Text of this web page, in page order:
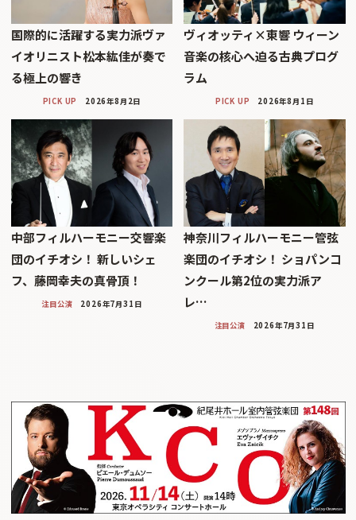
国際的に活躍する実力派ヴァ
イオリニスト松本紘佳が奏で
る極上の響き
PICK UP 2026年8月2日
ヴィオッティ×東響 ウィーン
音楽の核心へ迫る古典プログ
ラム
PICK UP 2026年8月1日
中部フィルハーモニー交響楽
団のイチオシ！ 新しいシェ
フ、藤岡幸夫の真骨頂！
注目公演 2026年7月31日
神奈川フィルハーモニー管弦
楽団のイチオシ！ ショパンコ
ンクール第2位の実力派ア
レ…
注目公演 2026年7月31日